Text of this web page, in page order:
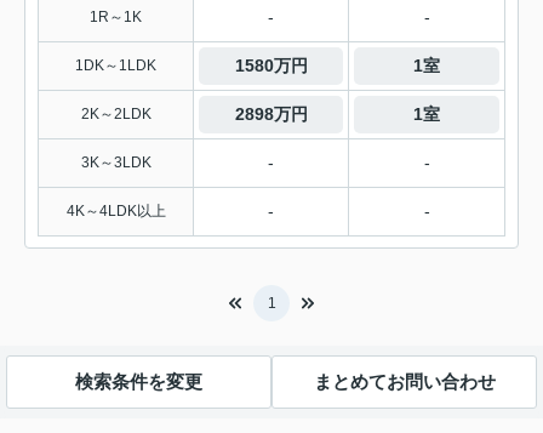
1R～1K - -
1DK～1LDK 1580万円 1室
2K～2LDK 2898万円 1室
3K～3LDK - -
4K～4LDK以上 - -
1
検索条件を変更 まとめてお問い合わせ